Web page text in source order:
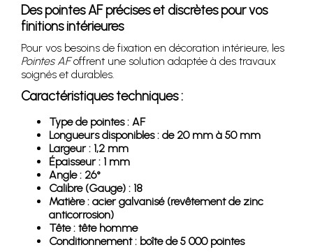
Des pointes AF précises et discrètes pour vos
finitions intérieures
Pour vos besoins de fixation en décoration intérieure, les
Pointes AFoffrent une solution adaptée à des travaux
soignés et durables.
Caractéristiques techniques :
Type de pointes : AF
Longueurs disponibles : de 20 mm à 50 mm
Largeur : 1,2 mm
Épaisseur : 1 mm
Angle : 26°
Calibre (Gauge) : 18
Matière : acier galvanisé (revêtement de zinc
anticorrosion)
Tête : tête homme
Conditionnement : boîte de 5 000 pointes